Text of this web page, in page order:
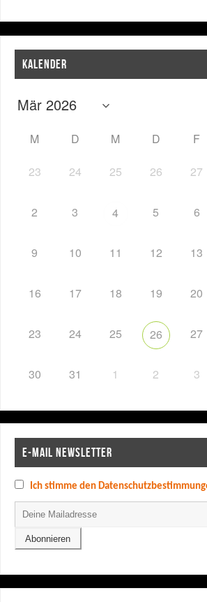
KALENDER
M D M D F
23 24 25 26 27
2 3 4 5 6
9 10 11 12 13
16 17 18 19 20
23 24 25 26 27
30 31 1 2 3
E-MAIL NEWSLETTER
Ich stimme den